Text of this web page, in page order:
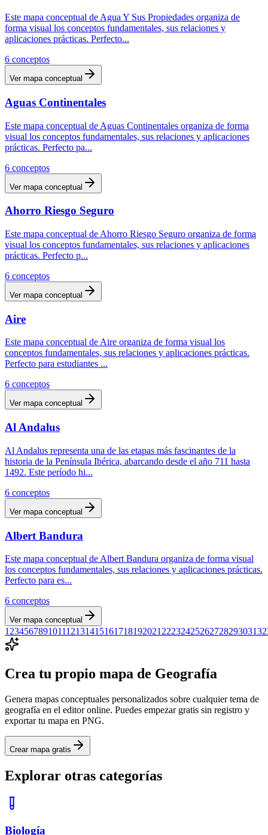
Este mapa conceptual de Agua Y Sus Propiedades organiza de
forma visual los conceptos fundamentales, sus relaciones y
aplicaciones prácticas. Perfecto...
6 conceptos
Ver mapa conceptual
Aguas Continentales
Este mapa conceptual de Aguas Continentales organiza de forma
visual los conceptos fundamentales, sus relaciones y aplicaciones
prácticas. Perfecto pa...
6 conceptos
Ver mapa conceptual
Ahorro Riesgo Seguro
Este mapa conceptual de Ahorro Riesgo Seguro organiza de forma
visual los conceptos fundamentales, sus relaciones y aplicaciones
prácticas. Perfecto p...
6 conceptos
Ver mapa conceptual
Aire
Este mapa conceptual de Aire organiza de forma visual los
conceptos fundamentales, sus relaciones y aplicaciones prácticas.
Perfecto para estudiantes ...
6 conceptos
Ver mapa conceptual
Al Andalus
Al Andalus representa una de las etapas más fascinantes de la
historia de la Península Ibérica, abarcando desde el año 711 hasta
1492. Este período hi...
6 conceptos
Ver mapa conceptual
Albert Bandura
Este mapa conceptual de Albert Bandura organiza de forma visual
los conceptos fundamentales, sus relaciones y aplicaciones prácticas.
Perfecto para es...
6 conceptos
Ver mapa conceptual
1 23456789101112131415161718192021 2223242526272829303132
Crea tu propio mapa de Geografía
Genera mapas conceptuales personalizados sobre cualquier tema de
geografía en el editor online. Puedes empezar gratis sin registro y
exportar tu mapa en PNG.
Crear mapa gratis
Explorar otras categorías
Biología